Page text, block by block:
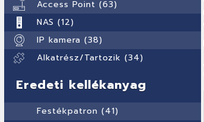
Access Point (63)
NAS (12)
IP kamera (38)
Alkatrész/Tartozik (34)
Eredeti kellékanyag
Festékpatron (41)